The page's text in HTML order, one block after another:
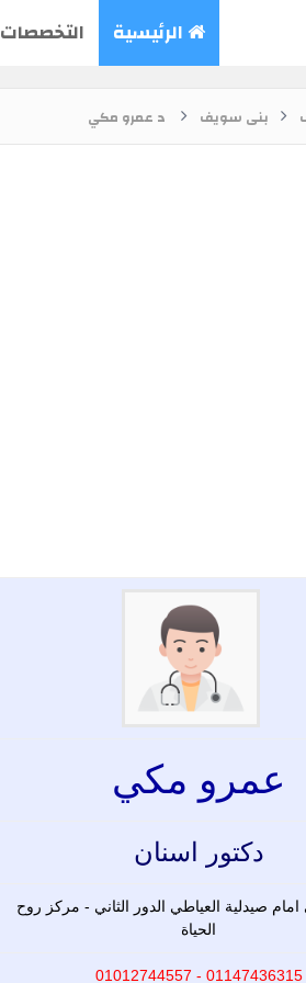
الرئيسية التخصصات
بنى سويف د عمرو مكي
عمرو مكي
دكتور اسنان
صيدلية العياطي الدور الثاني - مركز روح
الحياة
01147436315 - 01012744557